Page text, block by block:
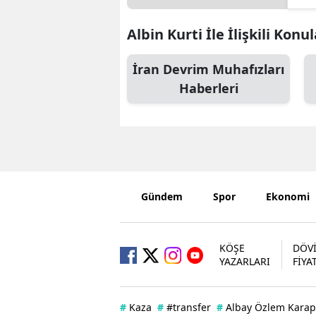
Albin Kurti İle İlişkili
İran Devrim Muhafızları
Haberleri
Gündem Spor Ekonomi
KÖŞE
YAZARLARI
# Kaza # #transfer # Albay Özlem